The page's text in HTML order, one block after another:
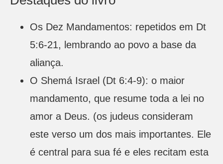
Os Dez Mandamentos: repetidos em Dt
5:6-21, lembrando ao povo a base da
aliança.
O Shemá Israel (Dt 6:4-9): o maior
mandamento, que resume toda a lei no
amor a Deus. (os judeus consideram
este verso um dos mais importantes. Ele
é central para sua fé e eles recitam esta